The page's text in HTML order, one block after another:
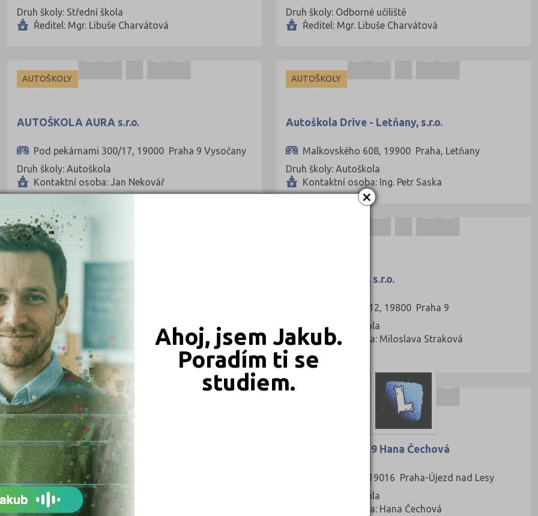
×
Ahoj, jsem Jakub.
Poradím ti se
studiem.
Druh školy: Střední škola
Ředitel: Mgr. Libuše Charvátová
Druh školy: Odborné učiliště
Ředitel: Mgr. Libuše Charvátová
AUTOŠKOLY
AUTOŠKOLA AURA s.r.o.
Pod pekárnami 300/17, 19000 Praha 9 Vysočany
Druh školy: Autoškola
Kontaktní osoba: Jan Nekovář
AUTOŠKOLY
Autoškola Drive - Letňany, s.r.o.
Malkovského 608, 19900 Praha, Letňany
Druh školy: Autoškola
Kontaktní osoba: Ing. Petr Saska
AUTOŠKOLY
Autoškola Fencl & Fenclová s.r.o.
Kostelecká 820/65, 19600 Praha 19
Druh školy: Autoškola
Kontaktní osoba: František Fencl, Božena
Fenclová
Autoškola Flegel s.r.o.
Konzumní 252/12, 19800 Praha 9
Druh školy: Autoškola
Kontaktní osoba: Miloslava Straková
AUTOŠKOLY
Autoškola P+R Roman Kříž
Komárovská 1935/54, 19300 Praha
Druh školy: Autoškola
Kontaktní osoba:
Autoškola Praha 9 Hana Čechová
Holšická 1090, 19016 Praha-Újezd nad Lesy
Druh školy: Autoškola
Kontaktní osoba: Hana Čechová